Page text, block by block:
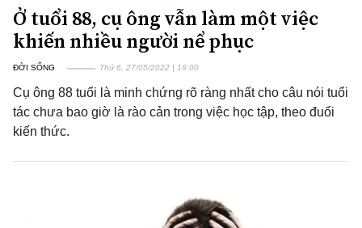
Ở tuổi 88, cụ ông vẫn làm một việc
khiến nhiều người nể phục
ĐỜI SỐNG Thứ 6, 27/05/2022 | 19:00
Cụ ông 88 tuổi là minh chứng rõ ràng nhất cho câu nói tuổi
tác chưa bao giờ là rào cản trong việc học tập, theo đuổi
kiến thức.